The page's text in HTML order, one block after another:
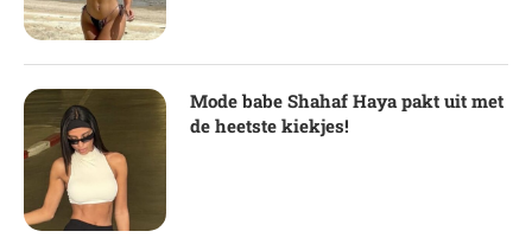
Mode babe Shahaf Haya pakt uit met
de heetste kiekjes!